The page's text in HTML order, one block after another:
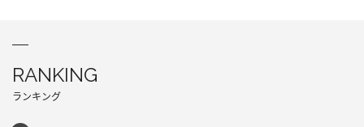
RANKING
ランキング